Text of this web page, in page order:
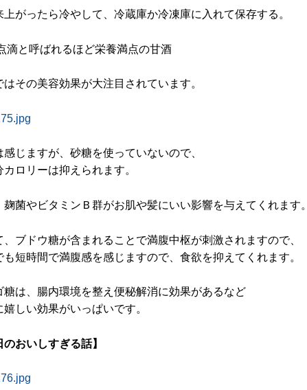
がったら冷やして、冷蔵庫か冷凍庫に入れて保存する。
滴と呼ばれるほど栄養満点の甘酒
はその美容効果が大注目されています。
感じますが、砂糖を使っていないので、
カロリーは抑えられます。
麹菌やビタミンＢ群がお肌や髪にいい影響を与えてくれます。
、ブドウ糖が含まれることで満腹中枢が刺激されますので、
も短時間で満腹感を感じますので、食欲を抑えてくれます。
糖は、腸内環境を整え便秘解消に効果があるなど
嬉しい効果がいっぱいです。
のおいしすぎる話】